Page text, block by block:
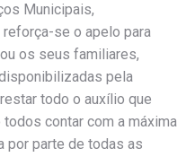
Municipais,
reforça-se o apelo para
os seus familiares,
pela
todo o auxílio que
contar com a máxima
por parte de todas as